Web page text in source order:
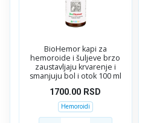
BioHemor kapi za
hemoroide i šuljeve brzo
zaustavljaju krvarenje i
smanjuju bol i otok 100 ml
1700.00 RSD
Hemoroidi